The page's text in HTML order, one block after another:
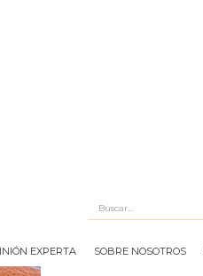
EXPERTA SOBRE NOSOTROS